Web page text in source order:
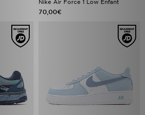
Nike Air Force 1 Low Enfant
70,00€